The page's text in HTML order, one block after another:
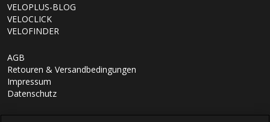
VELOPLUS-BLOG
VELOCLICK
VELOFINDER
AGB
Retouren & Versandbedingungen
Impressum
Datenschutz